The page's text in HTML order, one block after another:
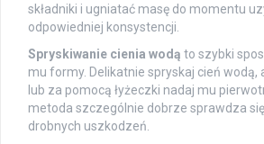
składniki i ugniatać masę do momentu
odpowiedniej konsystencji.
Spryskiwanie cienia wodą to szybki
mu formy. Delikatnie spryskaj cień wodą,
lub za pomocą łyżeczki nadaj mu
metoda szczególnie dobrze sprawdza
drobnych uszkodzeń.